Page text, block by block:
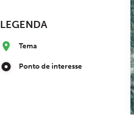
LEGENDA
Tema
Ponto de interesse